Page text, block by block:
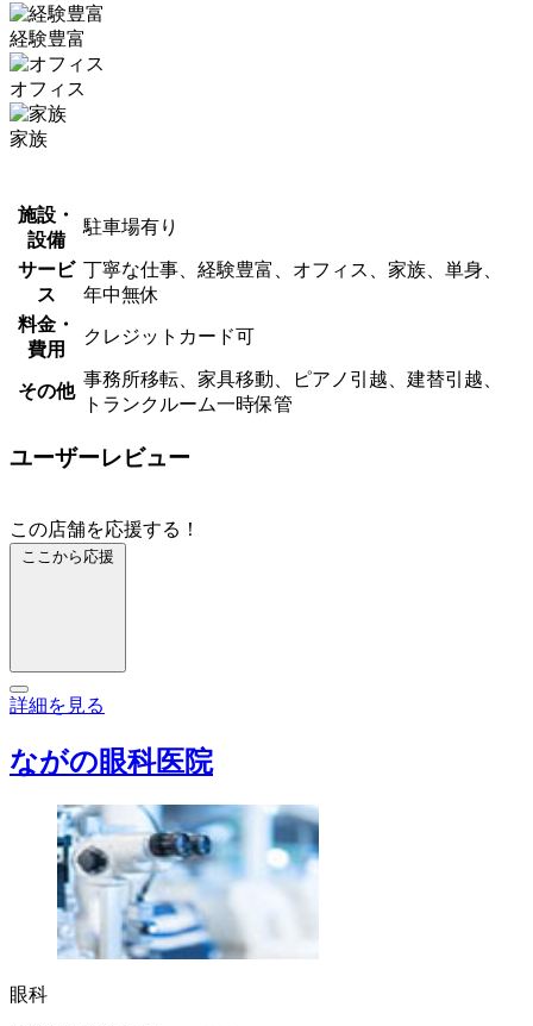
経験豊富
オフィス
家族
施設・
設備
駐車場有り
サービ
ス
丁寧な仕事、経験豊富、オフィス、家族、単身、
年中無休
料金・
費用
クレジットカード可
その他
事務所移転、家具移動、ピアノ引越、建替引越、
トランクルーム一時保管
ユーザーレビュー
この店舗を応援する！
ここから応援
詳細を見る
ながの眼科医院
眼科